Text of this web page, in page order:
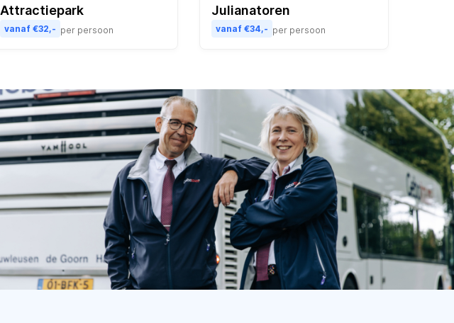
Attractiepark
vanaf €32,- per persoon
Julianatoren
vanaf €34,- per persoon